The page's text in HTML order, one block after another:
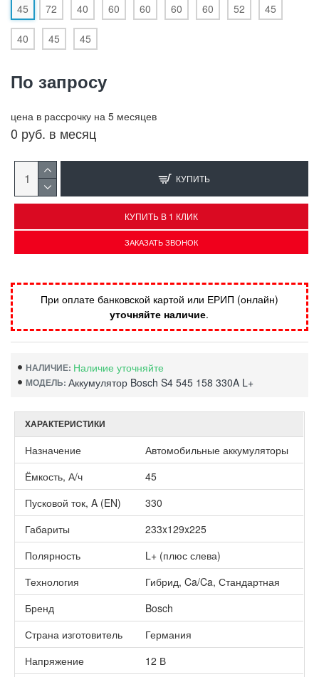
72 40 60 60 60 60 52
45 45
40 45 45
При оплате банковской картой или ЕРИП (онлайн)
уточняйте наличие.
НАЛИЧИЕ: Наличие уточняйте
МОДЕЛЬ: Аккумулятор Bosch S4 545 158 330A L+
По запросу
цена в рассрочку на 5 месяцев
0 руб. в месяц
КУПИТЬ
КУПИТЬ В 1 КЛИК
ЗАКАЗАТЬ ЗВОНОК
ХАРАКТЕРИСТИКИ
Назначение
Автомобильные аккумуляторы
Ёмкость, А/ч
45
Пусковой ток, A (EN)
330
Габариты
233x129x225
Полярность
L+ (плюс слева)
Технология
Гибрид, Ca/Ca, Стандартная
Бренд
Bosch
Страна изготовитель
Германия
Напряжение
12 В